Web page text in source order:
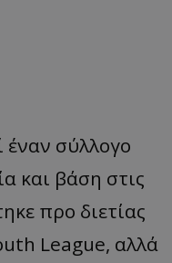
έναν σύλλογο
και βάση στις
προ διετίας
League, αλλά